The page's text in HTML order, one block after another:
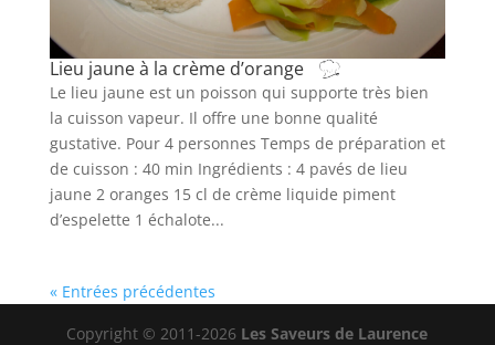
Lieu jaune à la crème d’orange
Le lieu jaune est un poisson qui supporte très bien
la cuisson vapeur. Il offre une bonne qualité
gustative. Pour 4 personnes Temps de préparation et
de cuisson : 40 min Ingrédients : 4 pavés de lieu
jaune 2 oranges 15 cl de crème liquide piment
d’espelette 1 échalote...
« Entrées précédentes
Copyright © 2011-2026 Les Saveurs de Laurence